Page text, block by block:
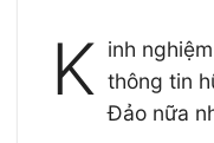
K inh
thông tin
Đảo nữa